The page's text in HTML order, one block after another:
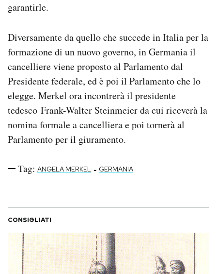
garantirle.
Diversamente da quello che succede in Italia per la
formazione di un nuovo governo, in Germania il
cancelliere viene proposto al Parlamento dal
Presidente federale, ed è poi il Parlamento che lo
elegge. Merkel ora incontrerà il presidente
tedesco Frank-Walter Steinmeier da cui riceverà la
nomina formale a cancelliera e poi tornerà al
Parlamento per il giuramento.
Tag: ANGELA MERKEL - GERMANIA
CONSIGLIATI